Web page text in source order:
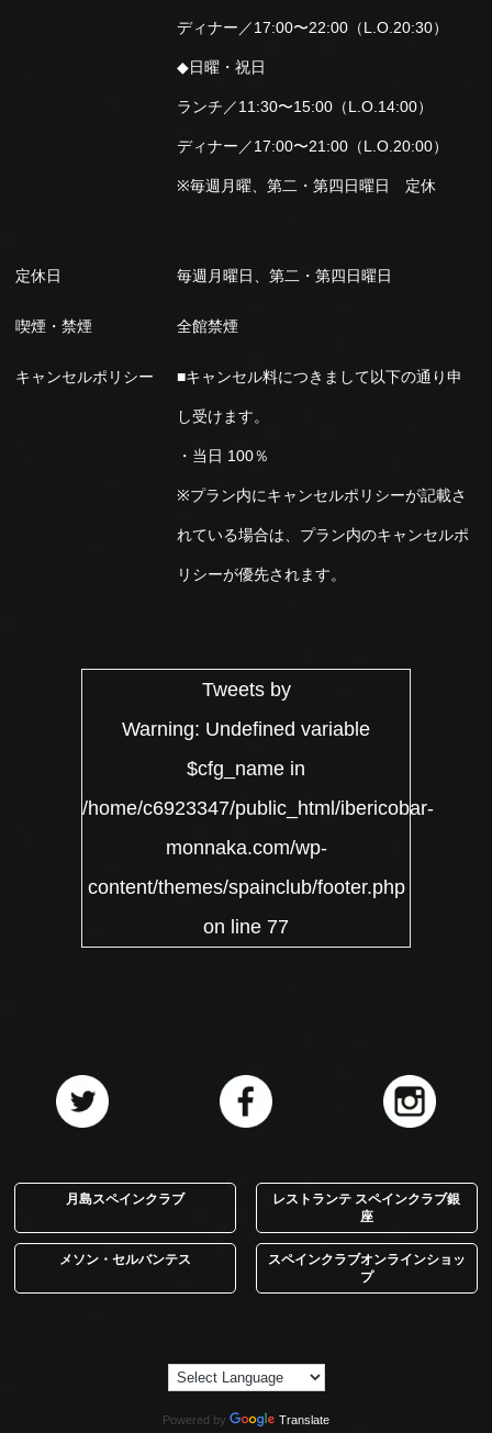
ディナー／17:00〜22:00（L.O.20:30）
◆日曜・祝日
ランチ／11:30〜15:00（L.O.14:00）
ディナー／17:00〜21:00（L.O.20:00）
※毎週月曜、第二・第四日曜日 定休
定休日 毎週月曜日、第二・第四日曜日
喫煙・禁煙 全館禁煙
キャンセルポリシー ■キャンセル料につきまして以下の通り申
し受けます。
・当日 100％
※プラン内にキャンセルポリシーが記載さ
れている場合は、プラン内のキャンセルポ
リシーが優先されます。
Tweets by
Warning: Undefined variable
$cfg_name in
/home/c6923347/public_html/ibericobar-
monnaka.com/wp-
content/themes/spainclub/footer.php
on line 77
月島スペインクラブ
レストランテ スペインクラブ銀
座
メソン・セルバンテス
スペインクラブオンラインショッ
プ
Powered by Translate